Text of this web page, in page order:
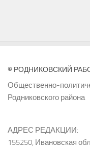
© РОДНИКОВСКИЙ
Общественно-
Родниковского района
АДРЕС РЕДАКЦИИ:
155250, Ивановская